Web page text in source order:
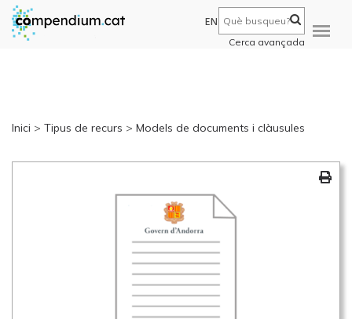
EN
Cerca avançada
Inici > Tipus de recurs > Models de documents i clàusules